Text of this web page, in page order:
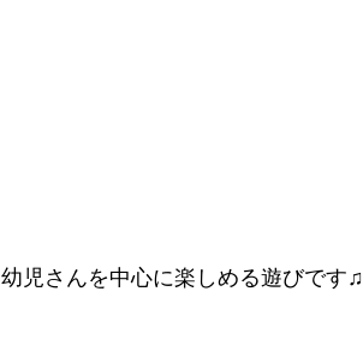
幼児さんを中心に楽しめる遊びです♫